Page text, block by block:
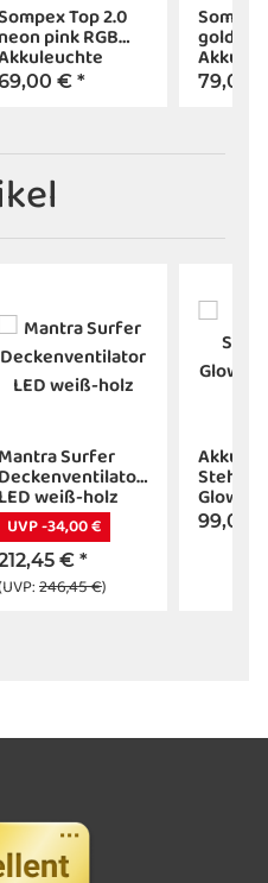
Top 2.0
neon pink RGB
€ *
gold
79,00
Mantra Surfer
Deckenventilator
LED weiß-holz
UVP -34,00 €
€ *
246,45 €)
Akku
3
99,00